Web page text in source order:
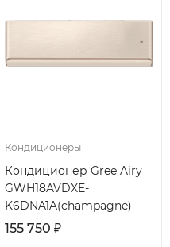
Кондиционеры
Кондиционер Gree Airy
GWH18AVDXE-
K6DNA1A(champagne)
155 750 ₽